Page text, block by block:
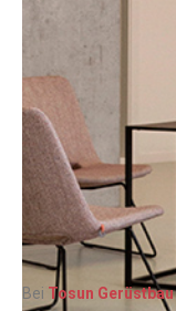
Bei Tosun Gerüstbau